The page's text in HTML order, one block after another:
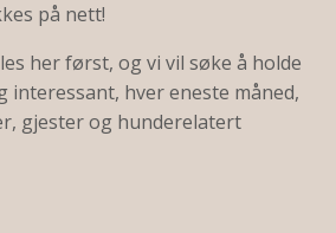
på nett!
her først, og vi vil søke å holde
interessant, hver eneste måned,
gjester og hunderelatert